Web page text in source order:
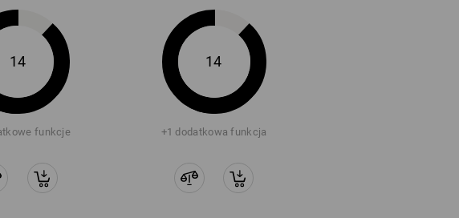
14
funkcje
14
+1 dodatkowa funkcja